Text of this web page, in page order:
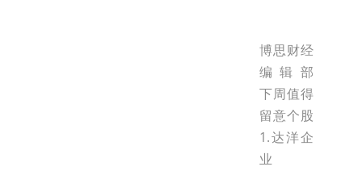
博思财经
编辑部
下周值得
留意个股
1.达洋企
业